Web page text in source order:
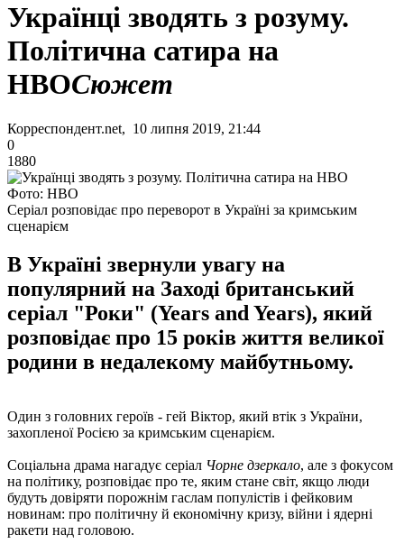
Українці зводять з розуму.
Політична сатира на
HBOСюжет
Корреспондент.net, 10 липня 2019, 21:44
0
1880
Фото: HBO
Серіал розповідає про переворот в Україні за кримським
сценарієм
В Україні звернули увагу на
популярний на Заході британський
серіал "Роки" (Years and Years), який
розповідає про 15 років життя великої
родини в недалекому майбутньому.
Один з головних героїв - гей Віктор, який втік з України,
захопленої Росією за кримським сценарієм.
Соціальна драма нагадує серіал Чорне дзеркало, але з фокусом
на політику, розповідає про те, яким стане світ, якщо люди
будуть довіряти порожнім гаслам популістів і фейковим
новинам: про політичну й економічну кризу, війни і ядерні
ракети над головою.